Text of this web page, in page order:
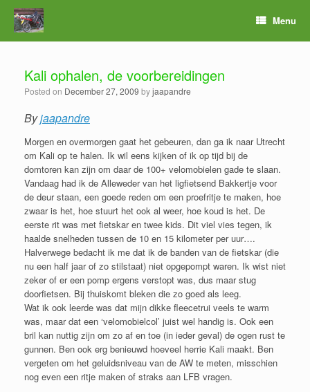
Menu
Kali ophalen, de voorbereidingen
Posted on December 27, 2009 byjaapandre
Byjaapandre
Morgen en overmorgen gaat het gebeuren, dan ga ik naar Utrecht
om Kali op te halen. Ik wil eens kijken of ik op tijd bij de
domtoren kan zijn om daar de 100+ velomobielen gade te slaan.
Vandaag had ik de Alleweder van het ligfietsend Bakkertje voor
de deur staan, een goede reden om een proefritje te maken, hoe
zwaar is het, hoe stuurt het ook al weer, hoe koud is het. De
eerste rit was met fietskar en twee kids. Dit viel vies tegen, ik
haalde snelheden tussen de 10 en 15 kilometer per uur….
Halverwege bedacht ik me dat ik de banden van de fietskar (die
nu een half jaar of zo stilstaat) niet opgepompt waren. Ik wist niet
zeker of er een pomp ergens verstopt was, dus maar stug
doorfietsen. Bij thuiskomt bleken die zo goed als leeg.
Wat ik ook leerde was dat mijn dikke fleecetrui veels te warm
was, maar dat een ‘velomobielcol’ juist wel handig is. Ook een
bril kan nuttig zijn om zo af en toe (in ieder geval) de ogen rust te
gunnen. Ben ook erg benieuwd hoeveel herrie Kali maakt. Ben
vergeten om het geluidsniveau van de AW te meten, misschien
nog even een ritje maken of straks aan LFB vragen.